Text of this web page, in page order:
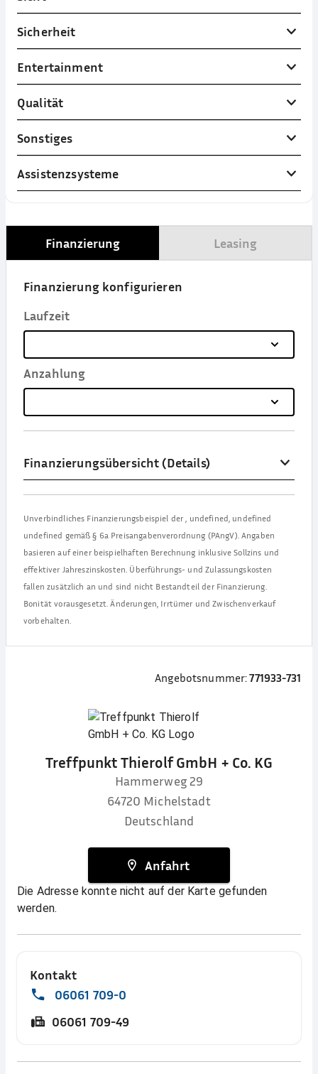
Sicherheit
Entertainment
Qualität
Sonstiges
Assistenzsysteme
Finanzierung Leasing
Finanzierung konfigurieren
Laufzeit
Anzahlung
Finanzierungsübersicht (Details)
Unverbindliches Finanzierungsbeispiel der, undefined, undefined
undefined gemäß § 6a Preisangabenverordnung (PAngV). Angaben
basieren auf einer beispielhaften Berechnung inklusive Sollzins und
effektiver Jahreszinskosten. Überführungs- und Zulassungskosten
fallen zusätzlich an und sind nicht Bestandteil der Finanzierung.
Bonität vorausgesetzt. Änderungen, Irrtümer und Zwischenverkauf
vorbehalten.
Angebotsnummer:771933-731
Treffpunkt Thierolf GmbH + Co. KG
Hammerweg 29
64720 Michelstadt
Deutschland
Anfahrt
Die Adresse konnte nicht auf der Karte gefunden
werden.
Kontakt
06061 709-0
06061 709-49